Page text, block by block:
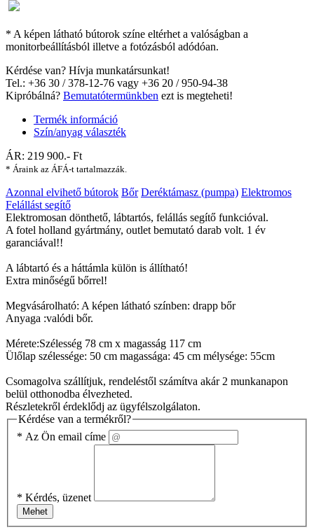
* A képen látható bútorok színe eltérhet a valóságban a
monitorbeállításból illetve a fotózásból adódóan.
Kérdése van? Hívja munkatársunkat!
Tel.: +36 30 / 378-12-76 vagy +36 20 / 950-94-38
Kipróbálná? Bemutatótermünkben ezt is megteheti!
Termék információ
Szín/anyag választék
ÁR: 219 900.- Ft
* Áraink az ÁFÁ-t tartalmazzák.
Azonnal elvihető bútorok Bőr Deréktámasz (pumpa) Elektromos
Felállást segítő
Elektromosan dönthető, lábtartós, felállás segítő funkcióval.
A fotel holland gyártmány, outlet bemutató darab volt. 1 év
garanciával!!
A lábtartó és a háttámla külön is állítható!
Extra minőségű bőrrel!
Megvásárolható: A képen látható színben: drapp bőr
Anyaga :valódi bőr.
Mérete:Szélesség 78 cm x magasság 117 cm
Ülőlap szélessége: 50 cm magassága: 45 cm mélysége: 55cm
Csomagolva szállítjuk, rendeléstől számítva akár 2 munkanapon
belül otthonodba élvezheted.
Részletekről érdeklődj az ügyfélszolgálaton.
Kérdése van a termékről?
* Az Ön email címe
* Kérdés, üzenet
Mehet